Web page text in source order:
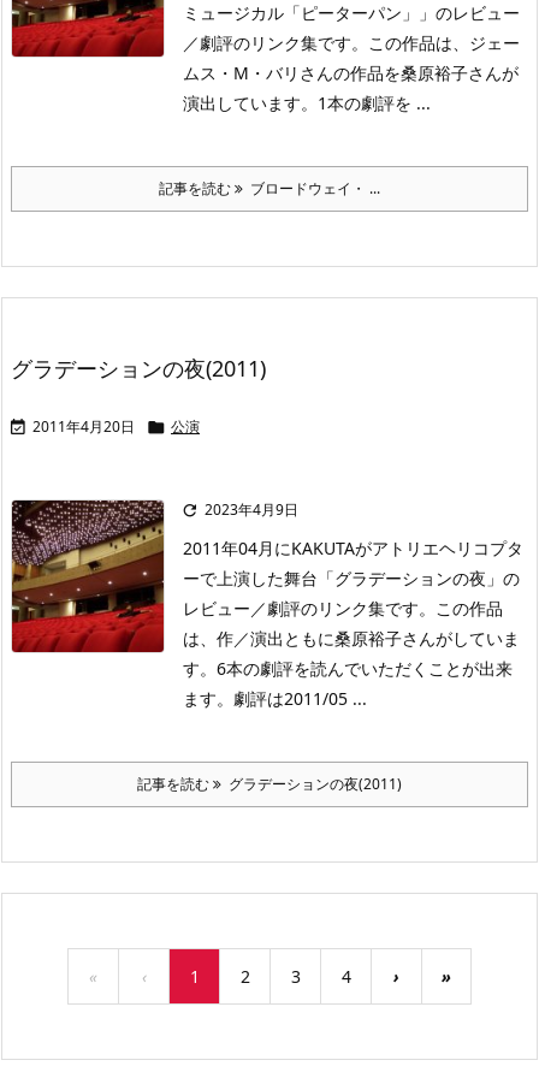
ミュージカル「ピーターパン」」のレビュー
／劇評のリンク集です。この作品は、ジェー
ムス・M・バリさんの作品を桑原裕子さんが
演出しています。1本の劇評を ...
記事を読む ブロードウェイ・ ...
グラデーションの夜(2011)
 2011年4月20日  公演
 2023年4月9日
2011年04月にKAKUTAがアトリエヘリコプタ
ーで上演した舞台「グラデーションの夜」の
レビュー／劇評のリンク集です。この作品
は、作／演出ともに桑原裕子さんがしていま
す。6本の劇評を読んでいただくことが出来
ます。劇評は2011/05 ...
記事を読む グラデーションの夜(2011)
« ‹ 1 2 3 4 › »